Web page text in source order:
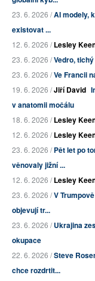
23. 6. 2026 /AI modely,
existovat ...
12. 6. 2026 /Lesley
23. 6. 2026 /Vedro,
23. 6. 2026 /Ve Francii
19. 6. 2026 /Jiří David
v anatomii močálu
18. 6. 2026 /Lesley
12. 6. 2026 /Lesley
23. 6. 2026 /Pět let po
věnovaly jižní ...
12. 6. 2026 /Lesley
23. 6. 2026 /V
objevují tr...
23. 6. 2026 /Ukrajina
okupace
22. 6. 2026 /Steve
chce rozdrtit...